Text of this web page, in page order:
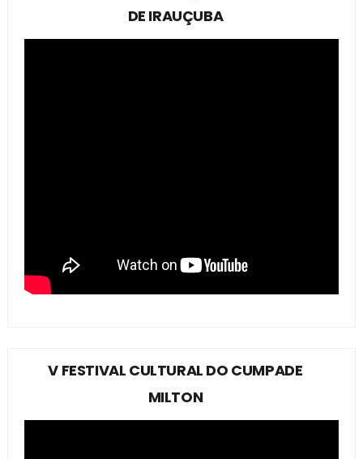
DE IRAUÇUBA
V FESTIVAL CULTURAL DO CUMPADE
MILTON